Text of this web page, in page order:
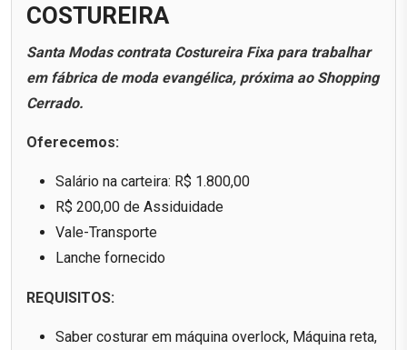
COSTUREIRA
Santa Modas contrata Costureira Fixa para trabalhar
em fábrica de moda evangélica, próxima ao Shopping
Cerrado.
Oferecemos:
Salário na carteira: R$ 1.800,00
R$ 200,00 de Assiduidade
Vale-Transporte
Lanche fornecido
REQUISITOS:
Saber costurar em máquina overlock, Máquina reta,